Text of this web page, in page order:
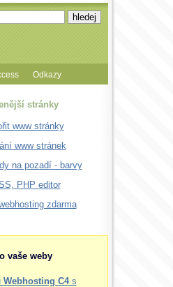
Odkazy
stránky
www stránky
www stránek
na pozadí - barvy
PHP editor
zdarma
vaše weby
Webhosting C4s